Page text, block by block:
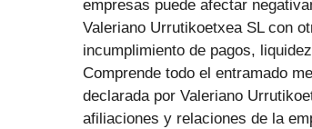
empresas puede afectar
Valeriano Urrutikoetxea SL con
incumplimiento de pagos,
Comprende todo el entramado
declarada por Valeriano
afiliaciones y relaciones de la